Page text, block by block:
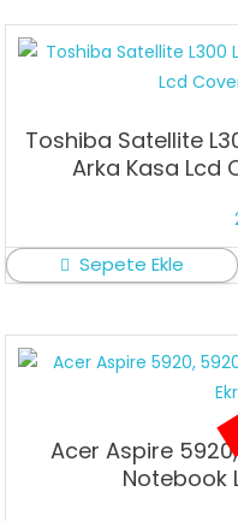
Toshiba Satellite
Arka Kasa Lcd
Sepete Ekle
Acer Aspire
Notebook